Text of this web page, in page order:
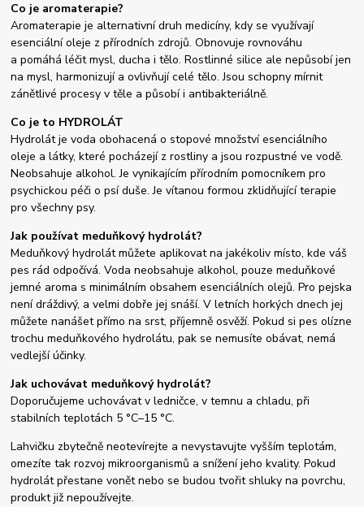
Co je aromaterapie?
Aromaterapie je alternativní druh medicíny, kdy se využívají
esenciální oleje z přírodních zdrojů. Obnovuje rovnováhu
a pomáhá léčit mysl, ducha i tělo. Rostlinné silice ale nepůsobí jen
na mysl, harmonizují a ovlivňují celé tělo. Jsou schopny mírnit
zánětlivé procesy v těle a působí i antibakteriálně.
Co je to HYDROLÁT
Hydrolát je voda obohacená o stopové množství esenciálního
oleje a látky, které pocházejí z rostliny a jsou rozpustné ve vodě.
Neobsahuje alkohol. Je vynikajícím přírodním pomocníkem pro
psychickou péči o psí duše. Je vítanou formou zklidňující terapie
pro všechny psy.
Jak používat meduňkový hydrolát?
Meduňkový hydrolát můžete aplikovat na jakékoliv místo, kde váš
pes rád odpočívá. Voda neobsahuje alkohol, pouze meduňkové
jemné aroma s minimálním obsahem esenciálních olejů. Pro pejska
není dráždivý, a velmi dobře jej snáší. V letních horkých dnech jej
můžete nanášet přímo na srst, příjemně osvěží. Pokud si pes olízne
trochu meduňkového hydrolátu, pak se nemusíte obávat, nemá
vedlejší účinky.
Jak uchovávat meduňkový hydrolát?
Doporučujeme uchovávat v ledničce, v temnu a chladu, při
stabilních teplotách 5 °C–15 °C.
Lahvičku zbytečně neotevírejte a nevystavujte vyšším teplotám,
omezíte tak rozvoj mikroorganismů a snížení jeho kvality. Pokud
hydrolát přestane vonět nebo se budou tvořit shluky na povrchu,
produkt již nepoužívejte.